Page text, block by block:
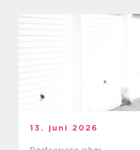
13. juni 2026